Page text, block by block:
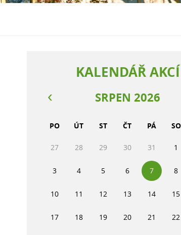
KALENDÁŘ AKCÍ
SRPEN 2026
PO ÚT ST ČT PÁ SO
27 28 29 30 31 1
3 4 5 6 7 8
10 11 12 13 14 15
17 18 19 20 21 22